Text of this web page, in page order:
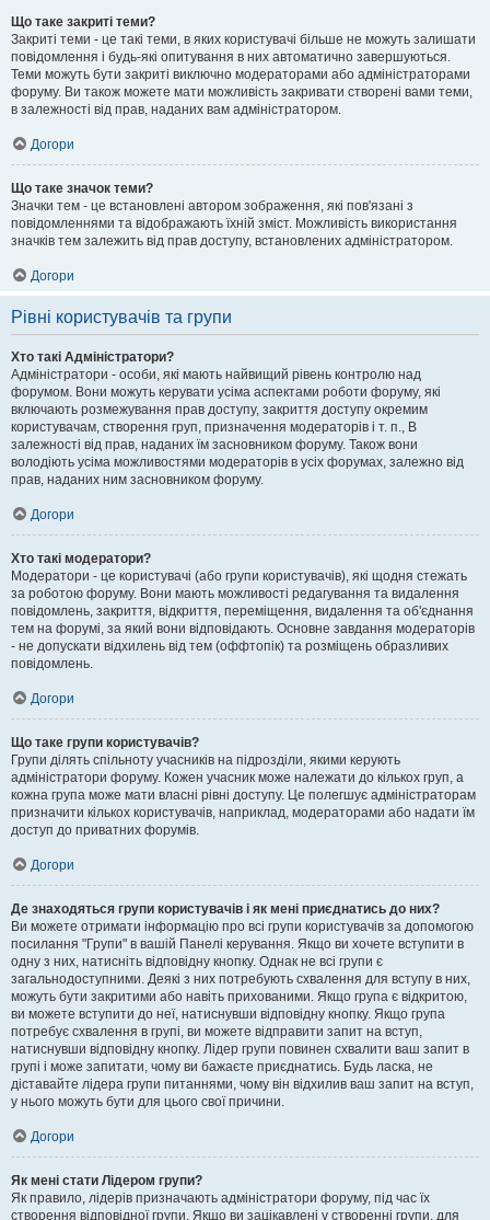
Що таке закриті теми?
Закриті теми - це такі теми, в яких користувачі більше не можуть залишати
повідомлення і будь-які опитування в них автоматично завершуються.
Теми можуть бути закриті виключно модераторами або адміністраторами
форуму. Ви також можете мати можливість закривати створені вами теми,
в залежності від прав, наданих вам адміністратором.
Догори
Що таке значок теми?
Значки тем - це встановлені автором зображення, які пов'язані з
повідомленнями та відображають їхній зміст. Можливість використання
значків тем залежить від прав доступу, встановлених адміністратором.
Догори
Рівні користувачів та групи
Хто такі Адміністратори?
Адміністратори - особи, які мають найвищий рівень контролю над
форумом. Вони можуть керувати усіма аспектами роботи форуму, які
включають розмежування прав доступу, закриття доступу окремим
користувачам, створення груп, призначення модераторів і т. п., В
залежності від прав, наданих їм засновником форуму. Також вони
володіють усіма можливостями модераторів в усіх форумах, залежно від
прав, наданих ним засновником форуму.
Догори
Хто такі модератори?
Модератори - це користувачі (або групи користувачів), які щодня стежать
за роботою форуму. Вони мають можливості редагування та видалення
повідомлень, закриття, відкриття, переміщення, видалення та об'єднання
тем на форумі, за який вони відповідають. Основне завдання модераторів
- не допускати відхилень від тем (оффтопік) та розміщень образливих
повідомлень.
Догори
Що таке групи користувачів?
Групи ділять спільноту учасників на підрозділи, якими керують
адміністратори форуму. Кожен учасник може належати до кількох груп, а
кожна група може мати власні рівні доступу. Це полегшує адміністраторам
призначити кількох користувачів, наприклад, модераторами або надати їм
доступ до приватних форумів.
Догори
Де знаходяться групи користувачів і як мені приєднатись до них?
Ви можете отримати інформацію про всі групи користувачів за допомогою
посилання "Групи" в вашій Панелі керування. Якщо ви хочете вступити в
одну з них, натисніть відповідну кнопку. Однак не всі групи є
загальнодоступними. Деякі з них потребують схвалення для вступу в них,
можуть бути закритими або навіть прихованими. Якщо група є відкритою,
ви можете вступити до неї, натиснувши відповідну кнопку. Якщо група
потребує схвалення в групі, ви можете відправити запит на вступ,
натиснувши відповідну кнопку. Лідер групи повинен схвалити ваш запит в
групі і може запитати, чому ви бажаєте приєднатись. Будь ласка, не
діставайте лідера групи питаннями, чому він відхилив ваш запит на вступ,
у нього можуть бути для цього свої причини.
Догори
Як мені стати Лідером групи?
Як правило, лідерів призначають адміністратори форуму, під час їх
створення відповідної групи. Якщо ви зацікавлені у створенні групи, для